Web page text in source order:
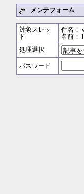
メンテフォーム
対象スレッ
ド
件名：
名前：
処理選択
パスワード